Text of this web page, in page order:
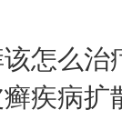
怎么治
疾病扩